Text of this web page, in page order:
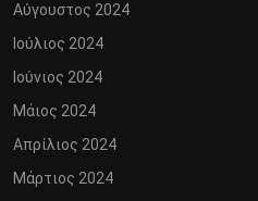
Αύγουστος 2024
Ιούλιος 2024
Ιούνιος 2024
Μάιος 2024
Απρίλιος 2024
Μάρτιος 2024